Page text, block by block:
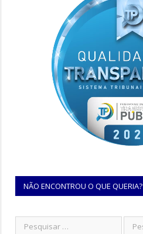
NÃO ENCONTROU O QUE QUERIA?